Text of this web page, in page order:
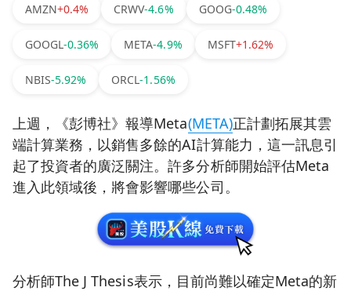
AMZN+0.4% CRWV-4.6% GOOG-0.48%
GOOGL-0.36% META-4.9% MSFT+1.62%
NBIS-5.92% ORCL-1.56%
上週，《彭博社》報導Meta(META)正計劃拓展其雲
端計算業務，以銷售多餘的AI計算能力，這一訊息引
起了投資者的廣泛關注。許多分析師開始評估Meta
進入此領域後，將會影響哪些公司。
分析師The J Thesis表示，目前尚難以確定Meta的新